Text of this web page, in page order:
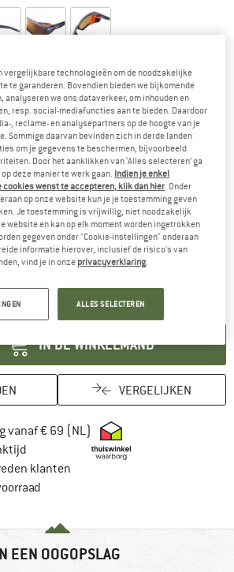
(NL)Nederland. Informatie over de
De link wordt geopend in een infovak en bevat
IN DE WINKELMAND
VERGELIJKEN
vanaf € 69 (NL) Vind hier de
Vind de betalingsinformatie hier!
klanten
EEN OOGOPSLAG
vergelijkbare technologieën om de noodzakelijke
te garanderen. Bovendien bieden we bijkomende
analyseren we ons dataverkeer, om inhouden en
resp. social-mediafuncties aan te bieden. Daardoor
, reclame- en analysepartners op de hoogte van je
Sommige daarvan bevinden zich in derde landen
om je gegevens te beschermen, bijvoorbeeld
Door het aanklikken van ‘Alles selecteren’ ga
deze manier te werk gaan. Indien je enkel
wenst te accepteren, klik dan hier . Onder
op onze website kun je je toestemming geven
Je toestemming is vrijwillig, niet noodzakelijk
website en kan op elk moment worden ingetrokken
gegeven onder "Cookie-instellingen" onderaan
informatie hierover, inclusief de risico's van
vind je in onze privacyverklaring
ALLES SELECTEREN